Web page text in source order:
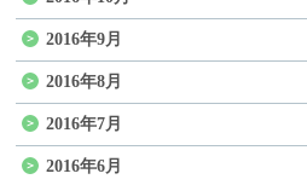
2016年9月
2016年8月
2016年7月
2016年6月